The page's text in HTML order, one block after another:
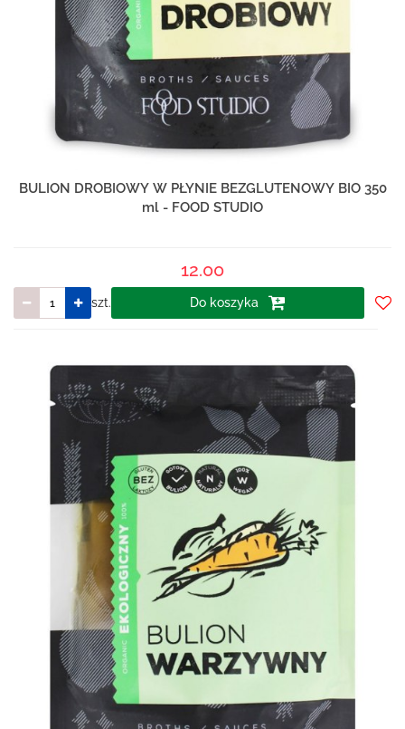
BULION DROBIOWY W PŁYNIE BEZGLUTENOWY BIO 350
ml - FOOD STUDIO
12.00
szt. Do koszyka